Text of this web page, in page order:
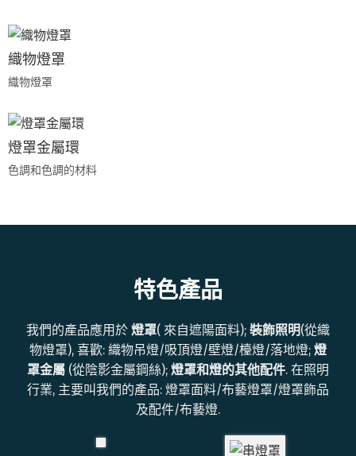
織物燈罩
織物燈罩
燈罩金屬環
色調和色調的材料
特色產品
我們的產品應用於 燈罩( 來自遮陽面料); 裝飾照明(從織
物燈罩), 喜歡: 織物吊燈/吸頂燈/壁燈/檯燈/落地燈; 燈
罩金屬 (從陰影金屬鋼絲); 燈罩和燈的其他配件. 在照明
行業, 主要叫我們的產品: 燈罩面料/布藝燈罩/燈罩飾品
及配件/布藝燈.